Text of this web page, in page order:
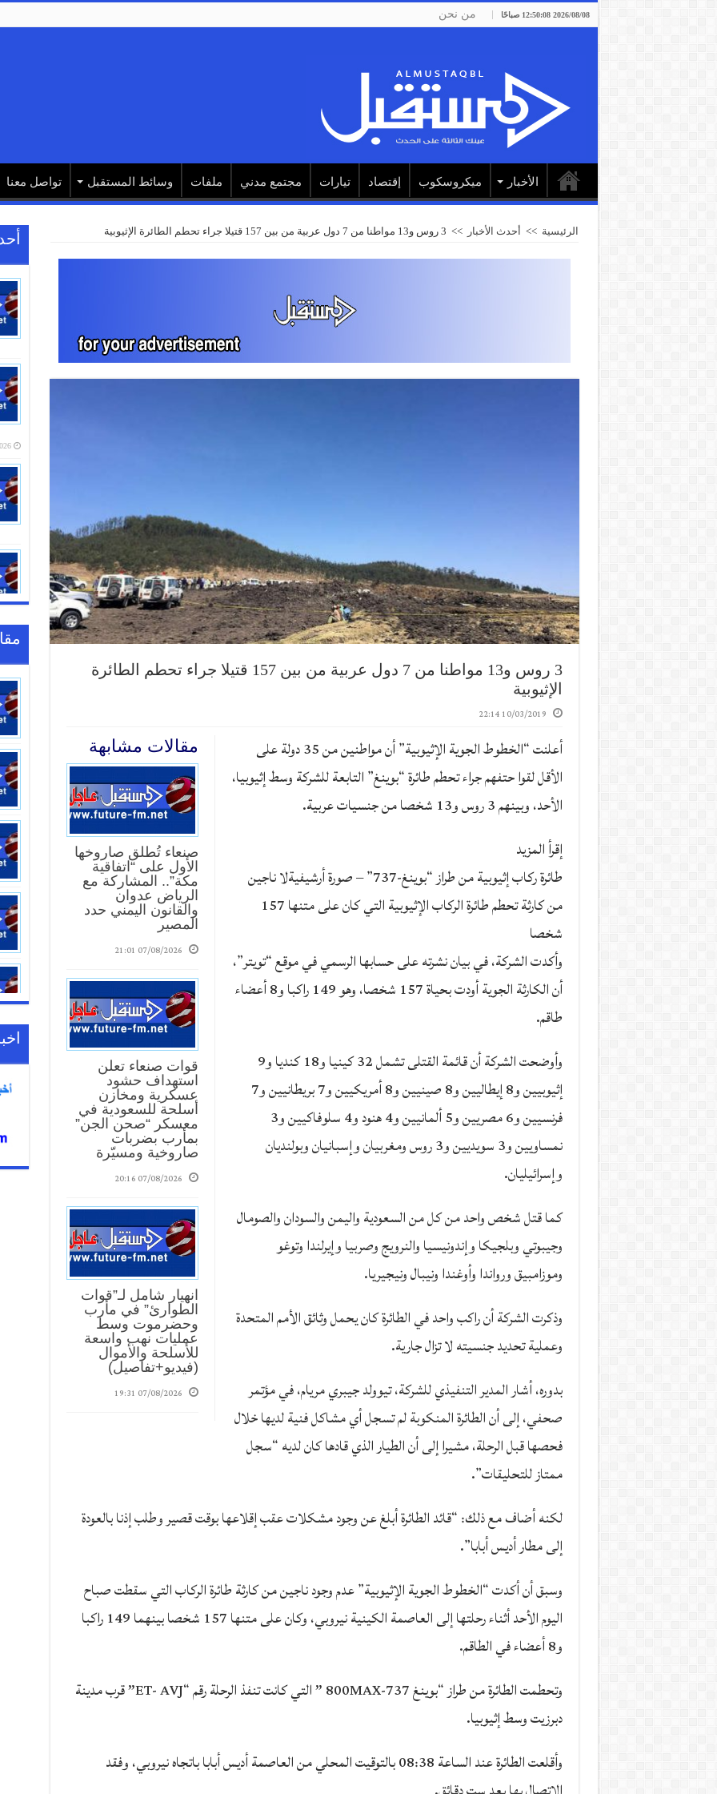
2026/08/08 12:50:08 صباحًا من نحن
الأخبار ميكروسكوب إقتصاد تيارات مجتمع مدني ملفات وسائط المستقبل تواصل معنا
الرئيسية >> أحدث الأخبار >> 3 روس و13 مواطنا من 7 دول عربية من بين 157 قتيلا جراء تحطم الطائرة الإثيوبية
3 روس و13 مواطنا من 7 دول عربية من بين 157 قتيلا جراء تحطم الطائرة
الإثيوبية
10/03/2019 22:14
مقالات مشابهة
صنعاء تُطلق صاروخها
الأول على “اتفاقية
مكة”.. المشاركة مع
الرياض عدوان
والقانون اليمني حدد
المصير
07/08/2026 21:01
قوات صنعاء تعلن
استهداف حشود
عسكرية ومخازن
أسلحة للسعودية في
معسكر “صحن الجن”
بمأرب بضربات
صاروخية ومسيّرة
07/08/2026 20:16
انهيار شامل لـ”قوات
الطوارئ” في مأرب
وحضرموت وسط
عمليات نهب واسعة
للأسلحة والأموال
(فيديو+تفاصيل)
07/08/2026 19:31
أعلنت “الخطوط الجوية الإثيوبية” أن مواطنين من 35 دولة على
الأقل لقوا حتفهم جراء تحطم طائرة “بوينغ” التابعة للشركة وسط إثيوبيا،
الأحد، وبينهم 3 روس و13 شخصا من جنسيات عربية.
إقرأ المزيد
طائرة ركاب إثيوبية من طراز “بوينغ-737” – صورة أرشيفيةلا ناجين
من كارثة تحطم طائرة الركاب الإثيوبية التي كان على متنها 157
شخصا
وأكدت الشركة، في بيان نشرته على حسابها الرسمي في موقع “تويتر”،
أن الكارثة الجوية أودت بحياة 157 شخصا، وهو 149 راكبا و8 أعضاء
طاقم.
وأوضحت الشركة أن قائمة القتلى تشمل 32 كينيا و18 كنديا و9
إثيوبيين و8 إيطاليين و8 صينيين و8 أمريكيين و7 بريطانيين و7
فرنسيين و6 مصريين و5 ألمانيين و4 هنود و4 سلوفاكيين و3
نمساويين و3 سويديين و3 روس ومغربيان وإسبانيان وبولنديان
وإسرائيليان.
كما قتل شخص واحد من كل من السعودية واليمن والسودان والصومال
وجيبوتي وبلجيكا وإندونيسيا والنرويج وصربيا وإيرلندا وتوغو
وموزامبيق ورواندا وأوغندا ونيبال ونيجيريا.
وذكرت الشركة أن راكب واحد في الطائرة كان يحمل وثائق الأمم المتحدة
وعملية تحديد جنسيته لا تزال جارية.
بدوره، أشار المدير التنفيذي للشركة، تيوولد جيبري مريام، في مؤتمر
صحفي، إلى أن الطائرة المنكوبة لم تسجل أي مشاكل فنية لديها خلال
فحصها قبل الرحلة، مشيرا إلى أن الطيار الذي قادها كان لديه “سجل
ممتاز للتحليقات”.
لكنه أضاف مع ذلك: “قائد الطائرة أبلغ عن وجود مشكلات عقب إقلاعها بوقت قصير وطلب إذنا بالعودة
إلى مطار أديس أبابا”.
وسبق أن أكدت “الخطوط الجوية الإثيوبية” عدم وجود ناجين من كارثة طائرة الركاب التي سقطت صباح
اليوم الأحد أثناء رحلتها إلى العاصمة الكينية نيروبي، وكان على متنها 157 شخصا بينهما 149 راكبا
و8 أعضاء في الطاقم.
وتحطمت الطائرة من طراز “بوينغ 737-800MAX ” التي كانت تنفذ الرحلة رقم “ET- AVJ” قرب مدينة
دبرزيت وسط إثيوبيا.
وأقلعت الطائرة عند الساعة 08:38 بالتوقيت المحلي من العاصمة أديس أبابا باتجاه نيروبي، وفقد